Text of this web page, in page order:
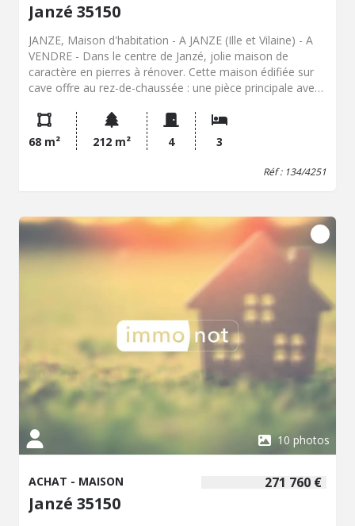
Janzé 35150
JANZE, Maison d'habitation - A JANZE (Ille et Vilaine) - A
VENDRE - Dans le centre de Janzé, jolie maison de
caractère en pierres à rénover. Cette maison édifiée sur
cave offre au rez-de-chaussée : une pièce principale avec
l'étage : un palier, trois chambres. Sous combles : un
grenier aménageable. Garage. Cour et jardin. L'ensemble
sur une parcelle de 212m². Idéal dans le cadre d'une
excessive : classe G => au 1/01/2028 si vente ou location :
Obligation niveau de performance compris entre A et E -
Montant estimé des dépenses annuelles d'énergie pour
un usage standard : 2889 à 3909 € (base 2021) - Prix Hon.
Négo Inclus : 100 820 € dont 6,13% Hon. Négo TTC
charge acq. Prix Hors Hon. Négo :95 000 € - Réf :
68 m² 212 m² 4 3
Réf : 134/4251
10 photos
271 760 €
ACHAT - MAISON
Janzé 35150